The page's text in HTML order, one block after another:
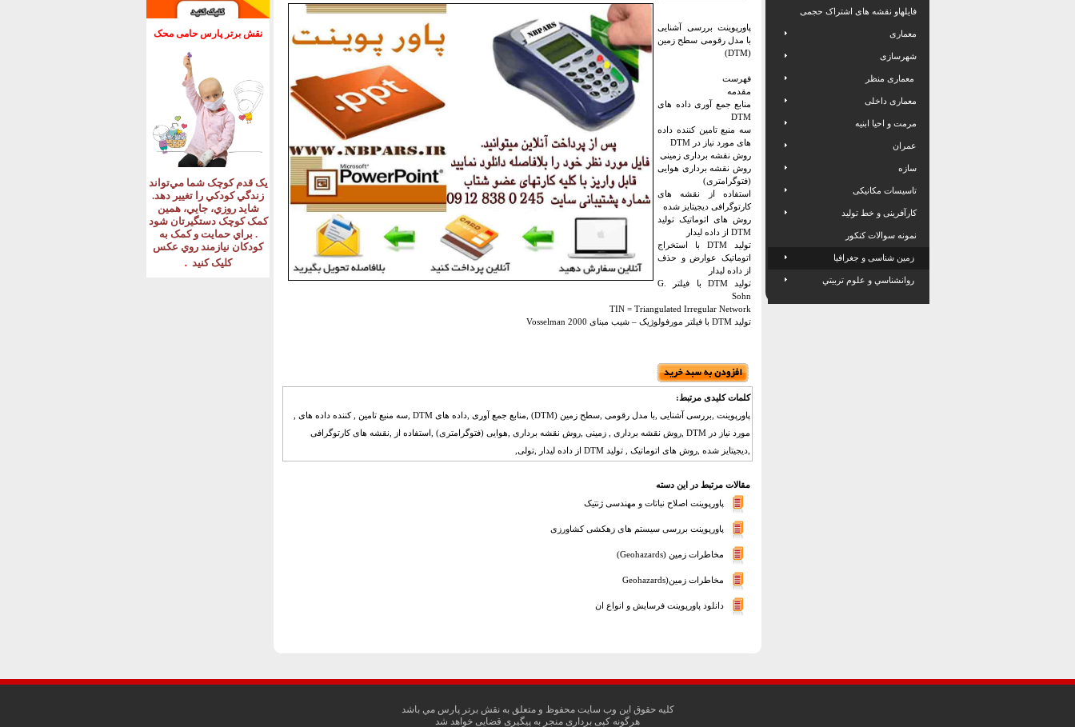
نقش برتر پارس حامی محک
يک قدم کوچک شما مي‌تواند
زندگي کودکي را تغيير دهد.
شايد روزي، جايي، همين
کمک کوچک دستگيرتان شود
. براي حمايت و کمک به
کودکان نيازمند روي عکس
کليک کنيد .
پاورپوینت بررسی آشنایی
با مدل رقومی سطح زمین
(DTM)
فهرست
مقدمه
منابع جمع آوری داده های
DTM
سه منبع تامین کننده داده
های مورد نیاز در DTM
روش نقشه برداری زمینی
روش نقشه برداری هوایی
(فتوگرامتری)
استفاده از نقشه های
کارتوگرافی دیجیتایز شده
روش های اتوماتیک تولید
DTM از داده لیدار
تولید DTM با استخراج
اتوماتیک عوارض و حذف
از داده لیدار
تولید DTM با فیلتر G.
Sohn
TIN = Triangulated Irregular Network
تولید DTM با فیلتر مورفولوژیک – شیب مبنای Vosselman 2000
کلمات کلیدی مرتبط:
پاورپوینت ,بررسی آشنایی ,با مدل رقومی ,سطح زمین (DTM) ,منابع جمع آوری ,داده های DTM ,سه منبع تامین , کننده داده های ,
مورد نیاز در DTM ,روش نقشه برداری , زمینی ,روش نقشه برداری ,هوایی (فتوگرامتری) ,استفاده از ,نقشه های کارتوگرافی
,دیجیتایز شده ,روش های اتوماتیک , تولید DTM از داده لیدار ,تولی,
مقالات مرتبط در این دسته
پاورپوینت اصلاح نباتات و مهندسی ژنتیک
پاورپوینت بررسی سیستم های زهکشی کشاورزی
مخاطرات زمین (Geohazards)
مخاطرات زمین(Geohazards
دانلود پاورپوینت فرسایش و انواع ان
فایلهاو نقشه های اشتراک حجمی
معماری
شهرسازی
معماری منظر
معماری داخلی
مرمت و احیا ابنیه
عمران
سازه
تاسیسات مکانیکی
کارآفرینی و خط تولید
نمونه سوالات کنکور
زمین شناسی و جغرافیا
روانشناسي و علوم تربيتي
کليه حقوق اين وب سايت محفوظ و متعلق به نقش برتر پارس مي باشد
هرگونه کپی برداری منجر به پیگیری قضایی خواهد شد